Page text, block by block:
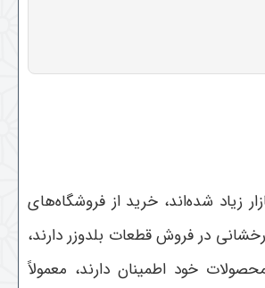
زیاد شده‌اند، خرید از فروشگاه‌های
در فروش قطعات بلدوزر دارند،
خود اطمینان دارند، معمولاً